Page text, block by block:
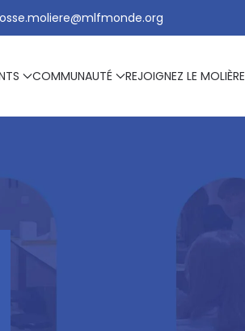
COMMUNAUTÉ REJOIGNEZ LE MOLIÈRE